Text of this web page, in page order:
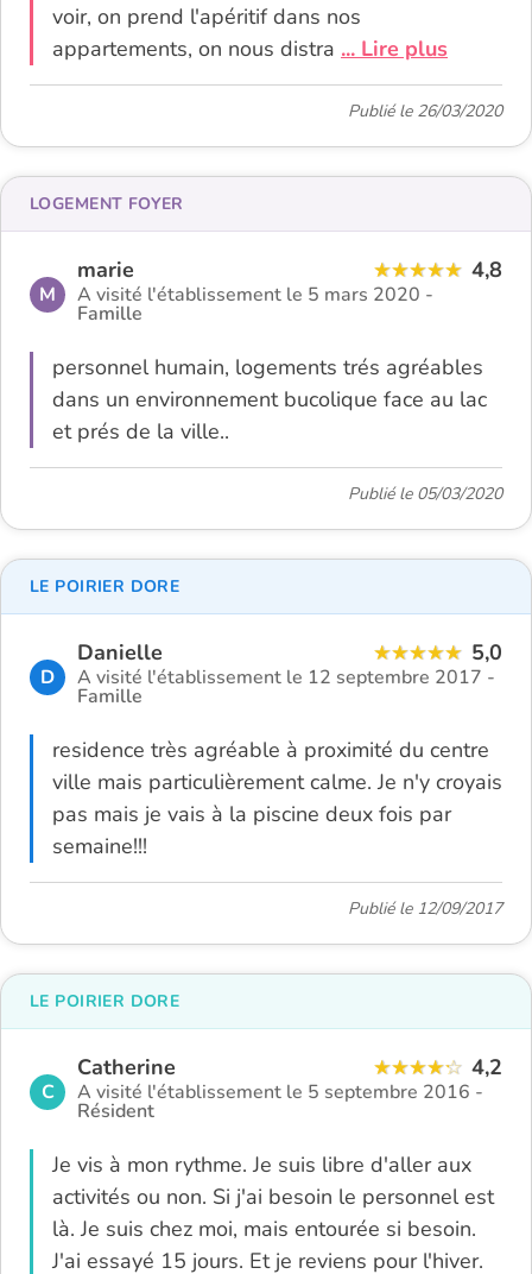
voir, on prend l'apéritif dans nos
appartements, on nous distra ... Lire plus
Publié le 26/03/2020
M
marie 4,8
A visité l'établissement le 5 mars 2020 -
Famille
personnel humain, logements trés agréables
dans un environnement bucolique face au lac
et prés de la ville..
LOGEMENT FOYER
Publié le 05/03/2020
D
Danielle 5,0
A visité l'établissement le 12 septembre 2017 -
Famille
residence très agréable à proximité du centre
ville mais particulièrement calme. Je n'y croyais
pas mais je vais à la piscine deux fois par
semaine!!!
LE POIRIER DORE
Publié le 12/09/2017
C
Catherine 4,2
A visité l'établissement le 5 septembre 2016 -
Résident
Je vis à mon rythme. Je suis libre d'aller aux
activités ou non. Si j'ai besoin le personnel est
là. Je suis chez moi, mais entourée si besoin.
J'ai essayé 15 jours. Et je reviens pour l'hiver.
LE POIRIER DORE